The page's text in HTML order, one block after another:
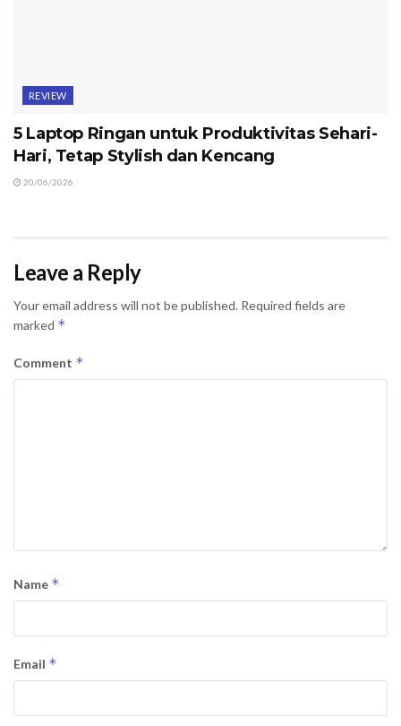
REVIEW
5 Laptop Ringan untuk Produktivitas Sehari-
Hari, Tetap Stylish dan Kencang
20/06/2026
Leave a Reply
Your email address will not be published. Required fields are
marked *
Comment *
Name *
Email *